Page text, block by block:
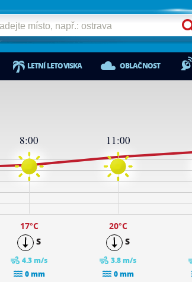
LETNÍ LETOVISKA OBLAČNOST
8:00
17°C
S
4.3 m/s
0 mm
11:00
20°C
S
3.8 m/s
0 mm